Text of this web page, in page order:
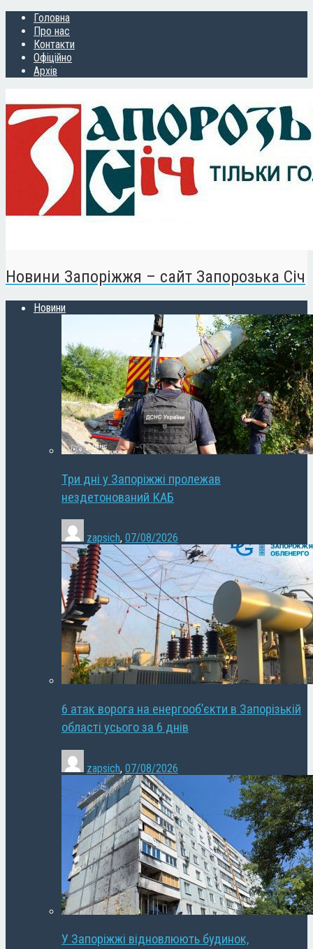
Головна
Про нас
Контакти
Офіційно
Архів
Новини Запоріжжя – сайт Запорозька Січ
Новини
Три дні у Запоріжжі пролежав
нездетонований КАБ
zapsich, 07/08/2026
6 атак ворога на енергооб’єкти в Запорізькій
області усього за 6 днів
zapsich, 07/08/2026
У Запоріжжі відновлюють будинок,